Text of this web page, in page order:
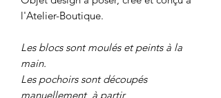
l'Atelier-Boutique.
Les blocs sont moulés et peints à la
main.
Les pochoirs sont découpés
manuellement à partir